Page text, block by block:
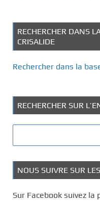
RECHERCHER DANS
CRISALIDE
Rechercher dans la
RECHERCHER SUR
NOUS SUIVRE SUR
Sur Facebook suivez la